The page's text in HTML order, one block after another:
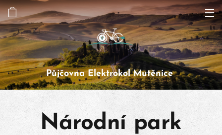
Půjčovna Elektrokol Mutěnice
Národní park